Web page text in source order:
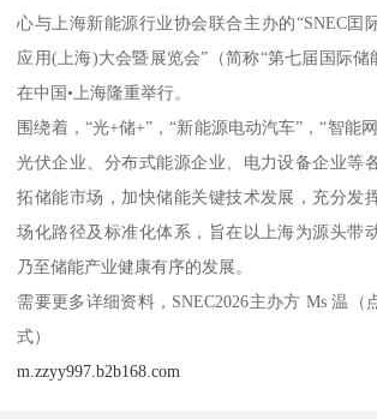
心与上海新能源行业协会联合主办的“SNEC囯
应用(上海)大会暨展览会”（简称“第七届国际储
在中国•上海隆重举行。
围绕着，“光+储+”，“新能源电动汽车”，“智能
光伏企业、分布式能源企业、电力设备企业等
拓储能市场，加快储能关键技术发展，充分发
场化路径及标准化体系，旨在以上海为源头带
乃至储能产业健康有序的发展。
需要更多详细资料，SNEC2026主办方 Ms 温（
式）
m.zzyy997.b2b168.com